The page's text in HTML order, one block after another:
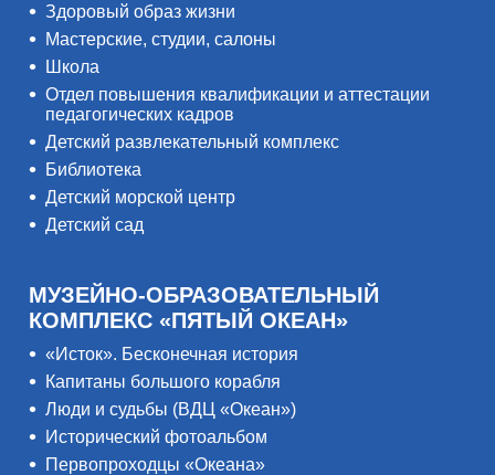
Здоровый образ жизни
Мастерские, студии, салоны
Школа
Отдел повышения квалификации и аттестации
педагогических кадров
Детский развлекательный комплекс
Библиотека
Детский морской центр
Детский сад
МУЗЕЙНО-ОБРАЗОВАТЕЛЬНЫЙ
КОМПЛЕКС «ПЯТЫЙ ОКЕАН»
«Исток». Бесконечная история
Капитаны большого корабля
Люди и судьбы (ВДЦ «Океан»)
Исторический фотоальбом
Первопроходцы «Океана»